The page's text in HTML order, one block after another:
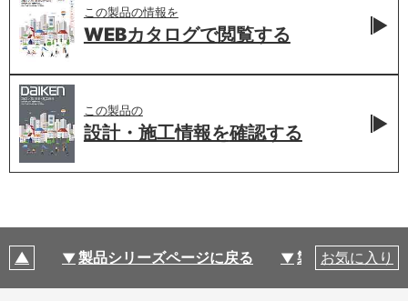
この製品の情報を
WEBカタログで閲覧する
この製品の
設計・施工情報を確認する
製品シリーズページに戻る 製品仕様
お気に入り